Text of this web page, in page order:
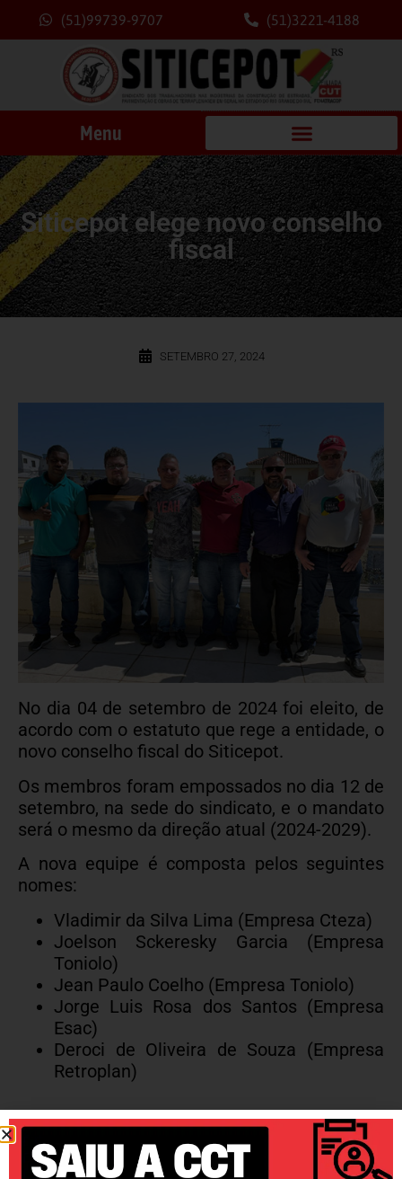
(51)99739-9707 (51)3221-4188
Menu
Siticepot elege novo conselho
fiscal
SETEMBRO 27, 2024
No dia 04 de setembro de 2024 foi eleito, de
acordo com o estatuto que rege a entidade, o
novo conselho fiscal do Siticepot.
Os membros foram empossados no dia 12 de
setembro, na sede do sindicato, e o mandato
será o mesmo da direção atual (2024-2029).
A nova equipe é composta pelos seguintes
nomes:
Vladimir da Silva Lima (Empresa Cteza)
Joelson Sckeresky Garcia (Empresa
Toniolo)
Jean Paulo Coelho (Empresa Toniolo)
Jorge Luis Rosa dos Santos (Empresa
Esac)
Deroci de Oliveira de Souza (Empresa
Retroplan)
Juntos Somos Mais Fortes